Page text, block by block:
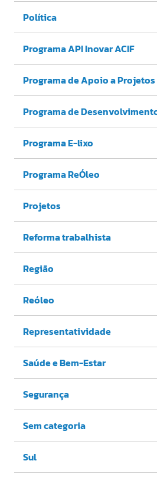
Política
Programa API Inovar ACIF
Programa de Apoio a Projetos
Programa de
Programa E-lixo
Programa ReÓleo
Projetos
Reforma trabalhista
Região
Reóleo
Representatividade
Saúde e Bem-Estar
Segurança
Sem categoria
Sul